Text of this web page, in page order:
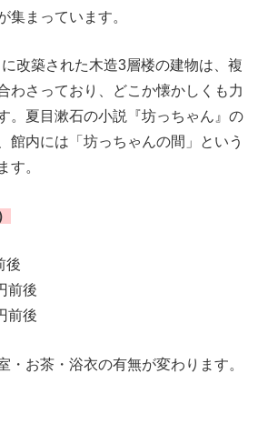
集まっています。
改築された木造3層楼の建物は、複
わさっており、どこか懐かしくも力
。夏目漱石の小説『坊っちゃん』の
館内には「坊っちゃんの間」という
す。
後
前後
前後
お茶・浴衣の有無が変わります。